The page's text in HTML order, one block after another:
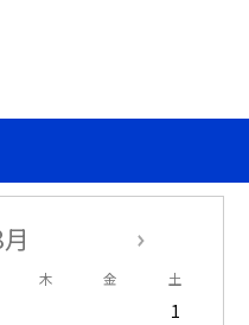
木 金 土
1